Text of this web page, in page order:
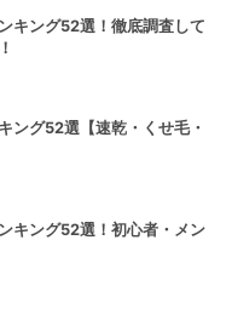
キング52選！徹底調査して
ング52選【速乾・くせ毛・
キング52選！初心者・メン